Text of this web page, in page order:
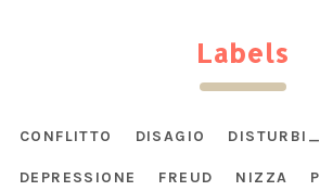
Labels
CONFLITTO DISAGIO
DEPRESSIONE FREUD NIZZA